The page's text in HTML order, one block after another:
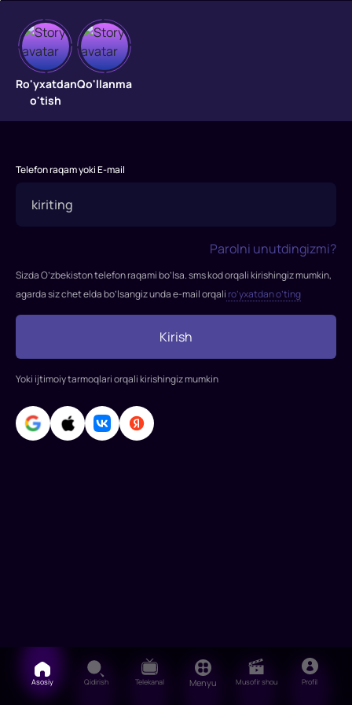
Ibarat
master
Ibarat
Ro'yxatdan
o'tish
Qo'llanma
Telefon raqam yoki E-mail
Parolni unutdingizmi?
Sizda O’zbekiston telefon raqami bo’lsa. sms kod orqali kirishingiz mumkin,
agarda siz chet elda bo’lsangiz unda e-mail orqali ro’yxatdan o’ting
Kirish
Yoki ijtimoiy tarmoqlari orqali kirishingiz mumkin
Asosiy Qidirish Telekanal Menyu Musofir shou Profil